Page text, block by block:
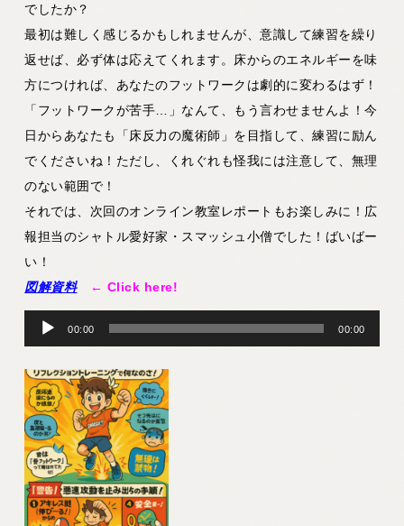
でしたか？
最初は難しく感じるかもしれませんが、意識して練習を繰り
返せば、必ず体は応えてくれます。床からのエネルギーを味
方につければ、あなたのフットワークは劇的に変わるはず！
「フットワークが苦手…」なんて、もう言わせませんよ！今
日からあなたも「床反力の魔術師」を目指して、練習に励ん
でくださいね！ただし、くれぐれも怪我には注意して、無理
のない範囲で！
それでは、次回のオンライン教室レポートもお楽しみに！広
報担当のシャトル愛好家・スマッシュ小僧でした！ばいばー
い！
図解資料
← Click here!
音
プ
レ
ー
ヤ
ー
00:00 00:00